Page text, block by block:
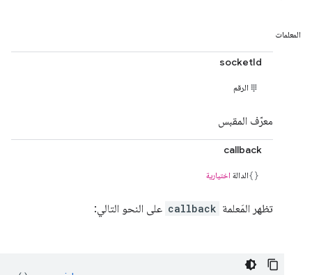
المعلمات
socketId
الرقم
معرّف المقبس
callback
الدالة اختيارية
تظهر المَعلمة callback على النحو التالي: